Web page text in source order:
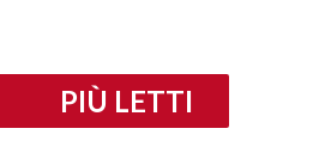
PIÙ LETTI